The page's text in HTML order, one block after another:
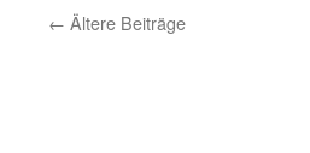
← Ältere Beiträge